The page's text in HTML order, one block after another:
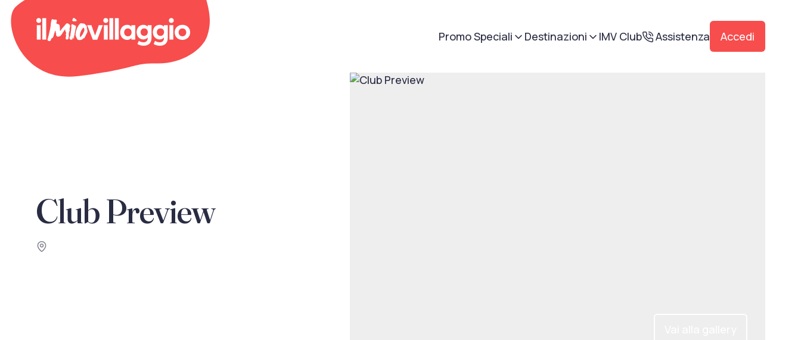
Promo Speciali Destinazioni IMV Club Assistenza Accedi
Club Preview